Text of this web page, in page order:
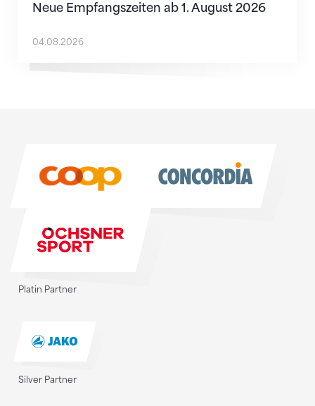
Neue Empfangszeiten ab 1. August 2026
04.08.2026
Platin Partner
Silver Partner